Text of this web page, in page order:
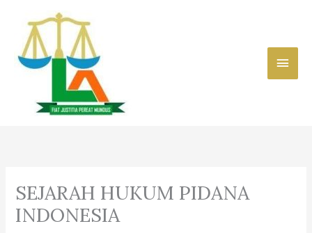
content
Main
SEJARAH HUKUM PIDANA
INDONESIA